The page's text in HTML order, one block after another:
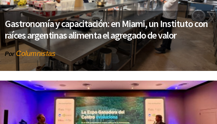
Gastronomía y capacitación: en Miami, un Instituto con
raíces argentinas alimenta el agregado de valor
Por Columnistas